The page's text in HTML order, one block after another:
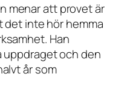
menar att provet är
det inte hör hemma
Han
uppdraget och den
år som